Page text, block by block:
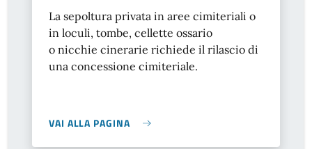
La sepoltura privata in aree cimiteriali o
in loculi, tombe, cellette ossario
o nicchie cinerarie richiede il rilascio di
una concessione cimiteriale.
VAI ALLA PAGINA